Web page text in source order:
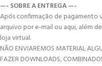
—- SOBRE A ENTREGA —-
Após confirmação de
arquivo por e-mail ou aqui, além
loja virtual.
NÃO ENVIAREMOS MATERIAL
FAZER DOWNLOADS, COMBINADO!